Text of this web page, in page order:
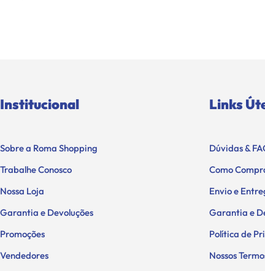
Institucional
Sobre a Roma Shopping
Trabalhe Conosco
Nossa Loja
Garantia e Devoluções
Promoções
Vendedores
Links
Dúvidas &
Como
Envio e
Garantia e
Política de
Nossos